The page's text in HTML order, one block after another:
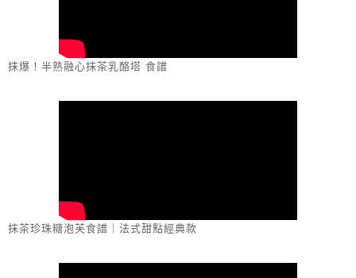
抹爆！半熟融心抹茶乳酪塔 食譜
抹茶珍珠糖泡芙食譜｜法式甜點經典款